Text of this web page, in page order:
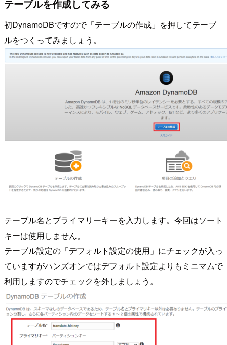
テーブルを作成してみる
初DynamoDBですので「テーブルの作成」を押してテーブ
ルをつくってみましょう。
テーブル名とプライマリーキーを入力します。今回はソート
キーは使用しません。
テーブル設定の「デフォルト設定の使用」にチェックが入っ
ていますがハンズオンではデフォルト設定よりもミニマムで
利用しますのでチェックを外しましょう。